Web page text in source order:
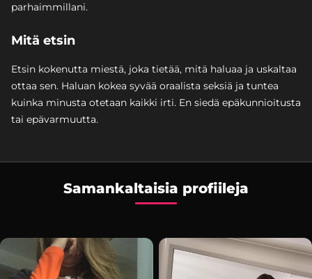
parhaimmillani.
Mitä etsin
Etsin kokenutta miestä, joka tietää, mitä haluaa ja uskaltaa
ottaa sen. Haluan kokea syvää oraalista seksiä ja tuntea
kuinka minusta otetaan kaikki irti. En siedä epäkunnioitusta
tai epävarmuutta.
Samankaltaisia profiileja